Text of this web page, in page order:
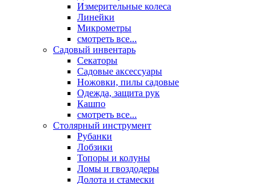
Измерительные колеса
Линейки
Микрометры
смотреть все...
Садовый инвентарь
Секаторы
Садовые аксессуары
Ножовки, пилы садовые
Одежда, защита рук
Кашпо
смотреть все...
Столярный инструмент
Рубанки
Лобзики
Топоры и колуны
Ломы и гвоздодеры
Долота и стамески